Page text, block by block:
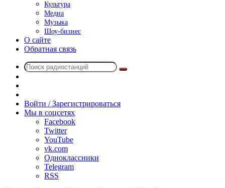
Культура
Медиа
Музыка
Шоу-бизнес
О сайте
Обратная связь
Поиск
радио
Войти / Зарегистрироваться
Мы в соцсетях
Facebook
Twitter
YouTube
vk.com
Одноклассники
Telegram
RSS